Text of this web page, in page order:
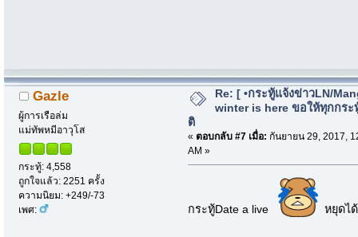
Gazle
ผู้การเรือล่ม
แม่ทัพหมีอาวุโส
กระทู้: 4,558
ถูกใจแล้ว: 2251 ครั้ง
ความนิยม: +249/-73
เพศ:
Re: [ •กระทู้แจ้งข่าวLN/
winter is here ขอให้ทุกกระ
ติ
« ตอบกลับ #7 เมื่อ: กันยายน 29, 2017,
AM »
กระทู้Date a live หยุดไ